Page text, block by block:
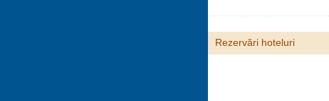
Rezervări hoteluri